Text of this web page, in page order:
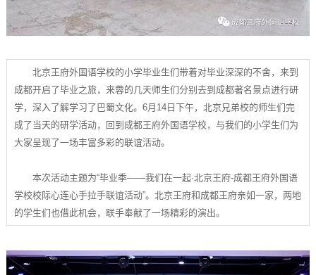
北京王府外国语学校的小学毕业生们带着对毕业深深的不舍，来到
成都开启了毕业之旅，来蓉的几天师生们分别去到成都著名景点进行研
学，深入了解学习了巴蜀文化。6月14日下午，北京兄弟校的师生们完
成了当天的研学活动，回到成都王府外国语学校，与我们的小学生们为
大家呈现了一场丰富多彩的联谊活动。
本次活动主题为“毕业季——我们在一起·北京王府-成都王府外国语
学校校际心连心手拉手联谊活动”。北京王府和成都王府亲如一家，两地
的学生们也借此机会，联手奉献了一场精彩的演出。